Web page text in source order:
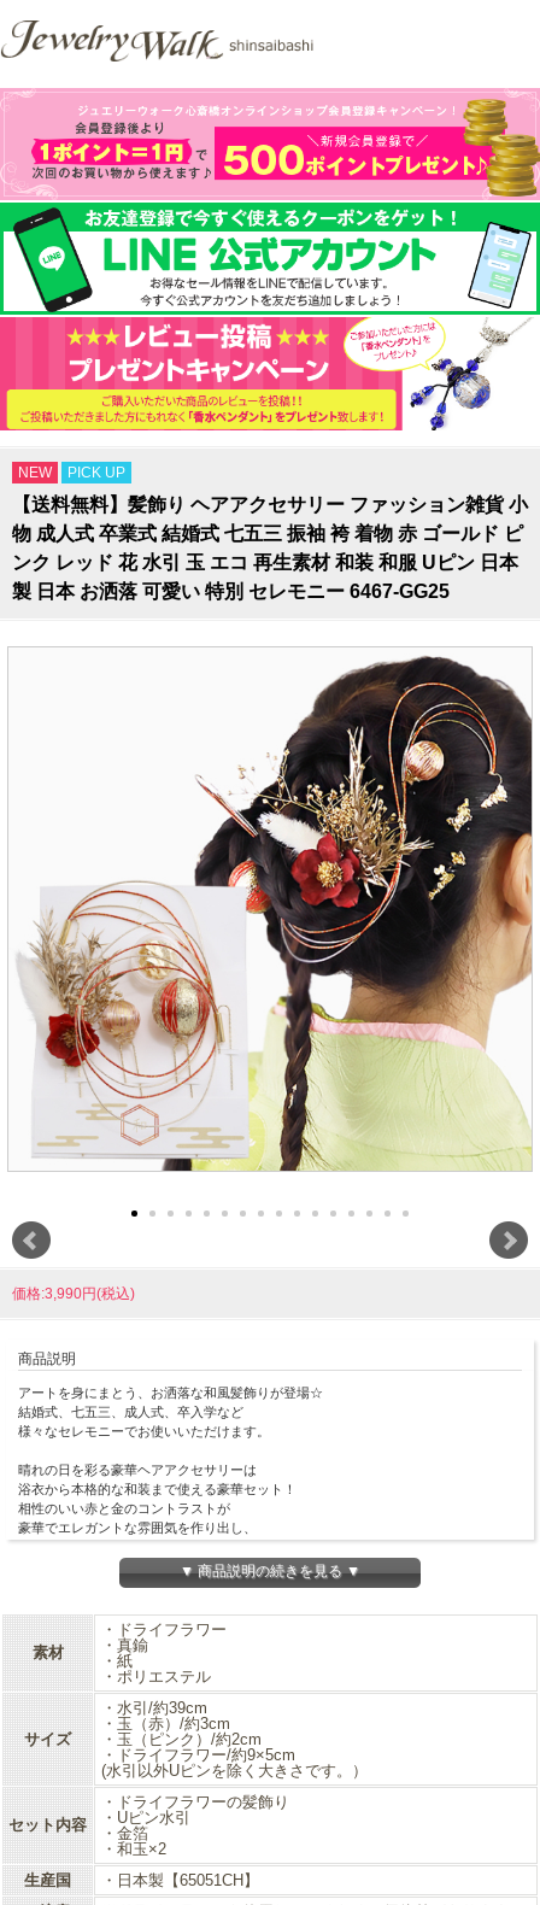
NEW PICK UP
【送料無料】髪飾り ヘアアクセサリー ファッション雑貨 小
物 成人式 卒業式 結婚式 七五三 振袖 袴 着物 赤 ゴールド ピ
ンク レッド 花 水引 玉 エコ 再生素材 和装 和服 Uピン 日本
製 日本 お洒落 可愛い 特別 セレモニー 6467-GG25
価格:3,990円(税込)
商品説明
アートを身にまとう、お洒落な和風髪飾りが登場☆
結婚式、七五三、成人式、卒入学など
様々なセレモニーでお使いいただけます。
晴れの日を彩る豪華ヘアアクセサリーは
浴衣から本格的な和装まで使える豪華セット！
相性のいい赤と金のコントラストが
豪華でエレガントな雰囲気を作り出し、
ハンドメイドの為、まったく同じ柄は存在しない、
▼ 商品説明の続きを見る ▼
素材
・ドライフラワー
・真鍮
・紙
・ポリエステル
サイズ
・水引/約39cm
・玉（赤）/約3cm
・玉（ピンク）/約2cm
・ドライフラワー/約9×5cm
(水引以外Uピンを除く大きさです。）
セット内容
・ドライフラワーの髪飾り
・Uピン水引
・金箔
・和玉×2
生産国
・日本製【65051CH】